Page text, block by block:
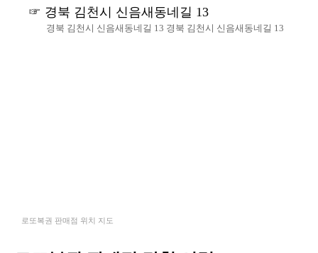
경북 김천시 신음새동네길 13
경북 김천시 신음새동네길 13 경북 김천시 신음새동네길 13
로또복권 판매점 위치 지도